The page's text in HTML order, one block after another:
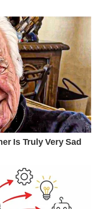
Is Truly Very Sad